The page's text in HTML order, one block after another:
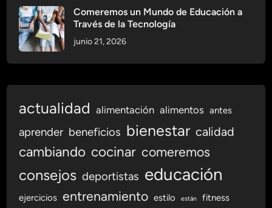
r
n
o
O
n
n
Comeremos un Mundo de Educación a
Través de la Tecnología
junio 21, 2026
actualidad alimentación alimentos antes
aprender beneficios bienestar calidad
cambiando cocinar comeremos
consejos deportistas educación
ejercicios entrenamiento estilo están fitness